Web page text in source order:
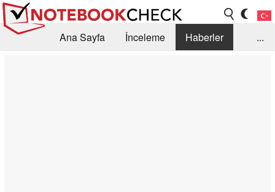
Ana Sayfa İnceleme
Haberler
...